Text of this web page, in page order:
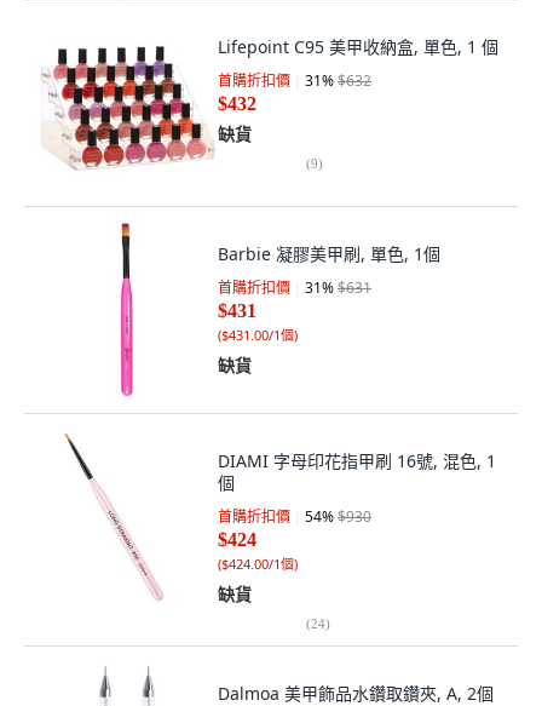
Lifepoint C95 美甲收納盒, 單色, 1 個
首購折扣價 31%$632
$432
缺貨
(9)
Barbie 凝膠美甲刷, 單色, 1個
首購折扣價 31%$631
$431
($431.00/1個)
缺貨
DIAMI 字母印花指甲刷 16號, 混色, 1
個
首購折扣價 54%$930
$424
($424.00/1個)
缺貨
(24)
Dalmoa 美甲飾品水鑽取鑽夾, A, 2個